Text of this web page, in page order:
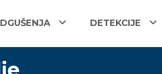
DETEKCIJE